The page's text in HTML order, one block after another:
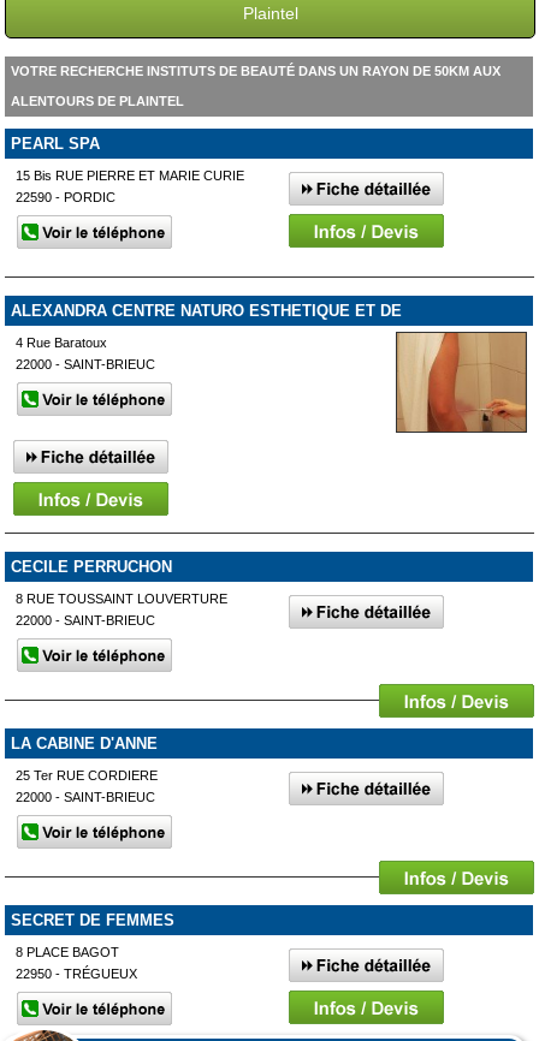
Plaintel
VOTRE RECHERCHE INSTITUTS DE BEAUTÉ DANS UN RAYON DE 50KM AUX
ALENTOURS DE PLAINTEL
PEARL SPA
15 Bis RUE PIERRE ET MARIE CURIE
22590 - PORDIC
ALEXANDRA CENTRE NATURO ESTHETIQUE ET DE
BIOENERGETIQUE
4 Rue Baratoux
22000 - SAINT-BRIEUC
CECILE PERRUCHON
8 RUE TOUSSAINT LOUVERTURE
22000 - SAINT-BRIEUC
LA CABINE D'ANNE
25 Ter RUE CORDIERE
22000 - SAINT-BRIEUC
SECRET DE FEMMES
8 PLACE BAGOT
22950 - TRÉGUEUX